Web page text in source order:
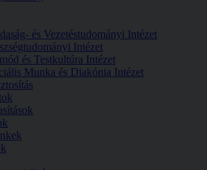
és Vezetéstudományi Intézet
Intézet
és Testkultúra Intézet
Munka és Diakónia Intézet